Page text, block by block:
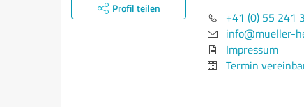
Profil teilen
+41 (0) 55 241
info@mueller-
Impressum
Termin